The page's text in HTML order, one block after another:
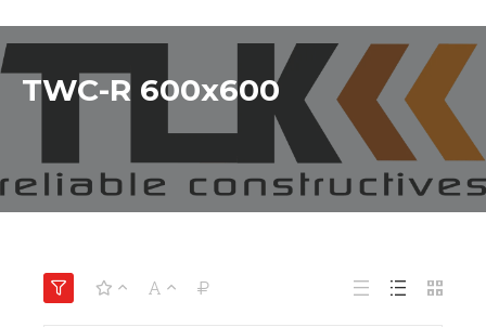
TWC-R 600x600